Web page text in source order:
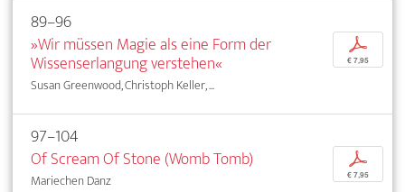
89–96
»Wir müssen Magie als eine Form der
Wissenserlangung verstehen«
Susan Greenwood, Christoph Keller, ...
p
€ 7,95
97–104
Of Scream Of Stone (Womb Tomb)
Mariechen Danz
p
€ 7,95